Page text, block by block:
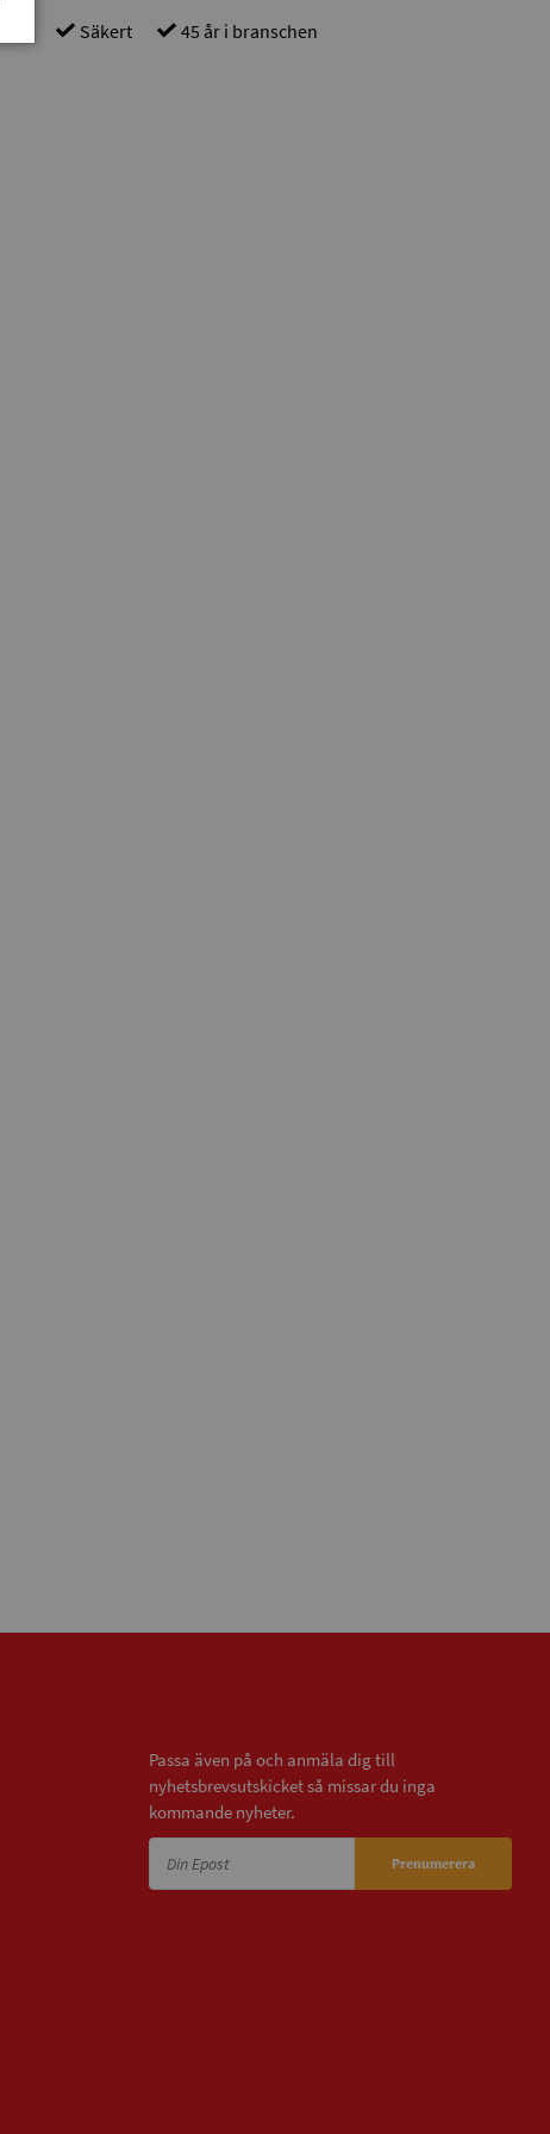
Säkert 45 år i branschen
Passa även på och anmäla dig till
nyhetsbrevsutskicket så missar du inga
kommande nyheter.
Prenumerera